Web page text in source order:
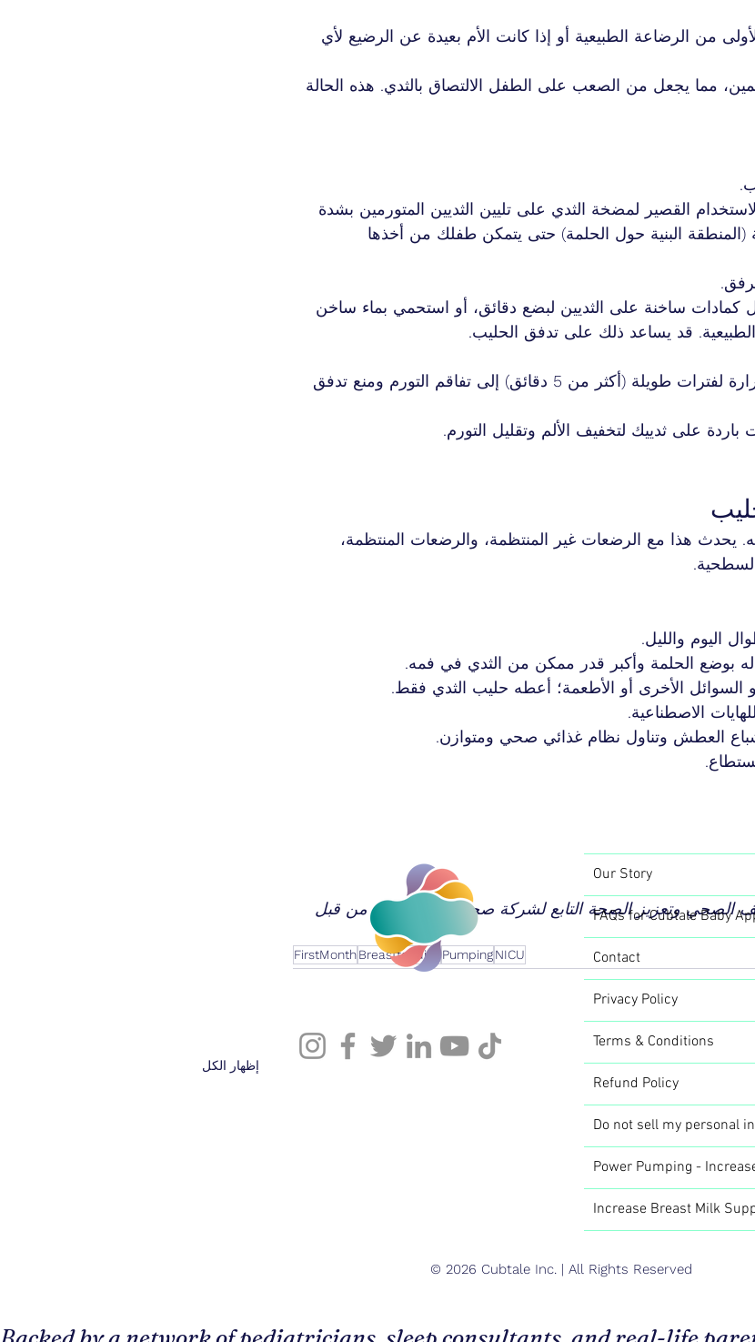
من الرضاعة الطبيعية أو إذا كانت الأم بعيدة عن الرضيع لأي
مما يجعل من الصعب على الطفل الالتصاق بالثدي. هذه الحالة
القصير لمضخة الثدي على تليين الثديين المتورمين بشدة
(المنطقة البنية حول الحلمة) حتى يتمكن طفلك من أخذها
ساخنة على الثديين لبضع دقائق، أو استحمي بماء ساخن
قد يساعد ذلك على تدفق الحليب.
قد يؤدي استخدام الحرارة لفترات طويلة (أكثر من 5 دقائق) إلى تفاقم التورم ومنع تدفق
على ثدييك لتخفيف الألم وتقليل التورم.
يحدث هذا مع الرضعات غير المنتظمة، والرضعات المنتظمة،
اليوم والليل.
بوضع الحلمة وأكبر قدر ممكن من الثدي في فمه.
السوائل الأخرى أو الأطعمة؛ أعطه حليب الثدي فقط.
الاصطناعية.
العطش وتناول نظام غذائي صحي ومتوازن.
مجلس التثقيف الصحي وتعزيز الصحة التابع لشركة صحة - تم تطويره من قبل
NICU
Pumping
Breastfeeding
FirstMonth
إظهار الكل
Our Story
FAQs for Cubtale Baby
Contact
Privacy Policy
Terms & Conditions
Refund Policy
Do not sell my personal
Power Pumping -
Increase Breast Milk
© 2026 Cubtale Inc. | All Rights Reserved